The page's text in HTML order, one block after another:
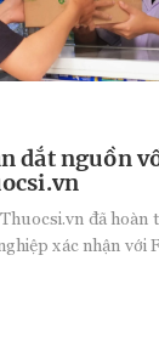
dắt nguồn
đã hoàn
xác nhận với